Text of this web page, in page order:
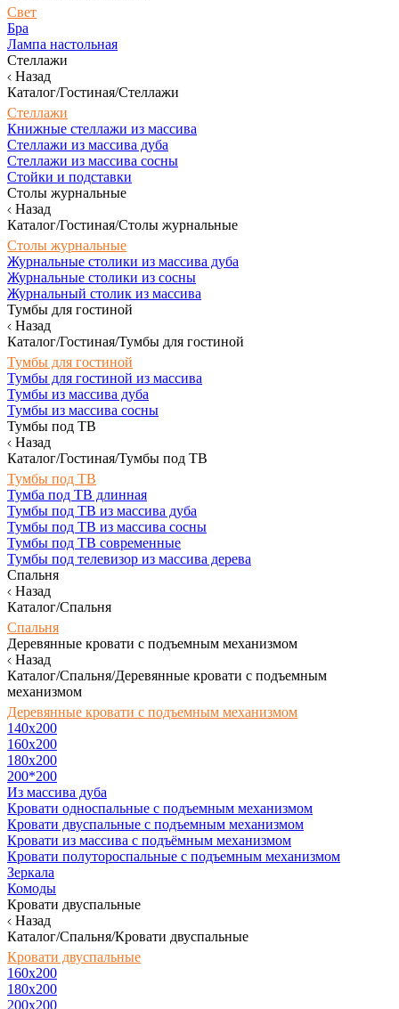
Свет
Бра
Лампа настольная
Стеллажи
Назад
Каталог/Гостиная/Стеллажи
Стеллажи
Книжные стеллажи из массива
Стеллажи из массива дуба
Стеллажи из массива сосны
Стойки и подставки
Столы журнальные
Назад
Каталог/Гостиная/Столы журнальные
Столы журнальные
Журнальные столики из массива дуба
Журнальные столики из сосны
Журнальный столик из массива
Тумбы для гостиной
Назад
Каталог/Гостиная/Тумбы для гостиной
Тумбы для гостиной
Тумбы для гостиной из массива
Тумбы из массива дуба
Тумбы из массива сосны
Тумбы под ТВ
Назад
Каталог/Гостиная/Тумбы под ТВ
Тумбы под ТВ
Тумба под ТВ длинная
Тумбы под ТВ из массива дуба
Тумбы под ТВ из массива сосны
Тумбы под ТВ современные
Тумбы под телевизор из массива дерева
Спальня
Назад
Каталог/Спальня
Спальня
Деревянные кровати с подъемным механизмом
Назад
Каталог/Спальня/Деревянные кровати с подъемным
механизмом
Деревянные кровати с подъемным механизмом
140x200
160х200
180х200
200*200
Из массива дуба
Кровати односпальные с подъемным механизмом
Кровати двуспальные с подъемным механизмом
Кровати из массива с подъёмным механизмом
Кровати полутороспальные с подъемным механизмом
Зеркала
Комоды
Кровати двуспальные
Назад
Каталог/Спальня/Кровати двуспальные
Кровати двуспальные
160х200
180x200
200x200